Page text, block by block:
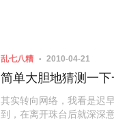
乱七八糟 2010-04-21
简单大胆地猜测一
其实转向网络，我看是迟
到，在离开珠台后就深深